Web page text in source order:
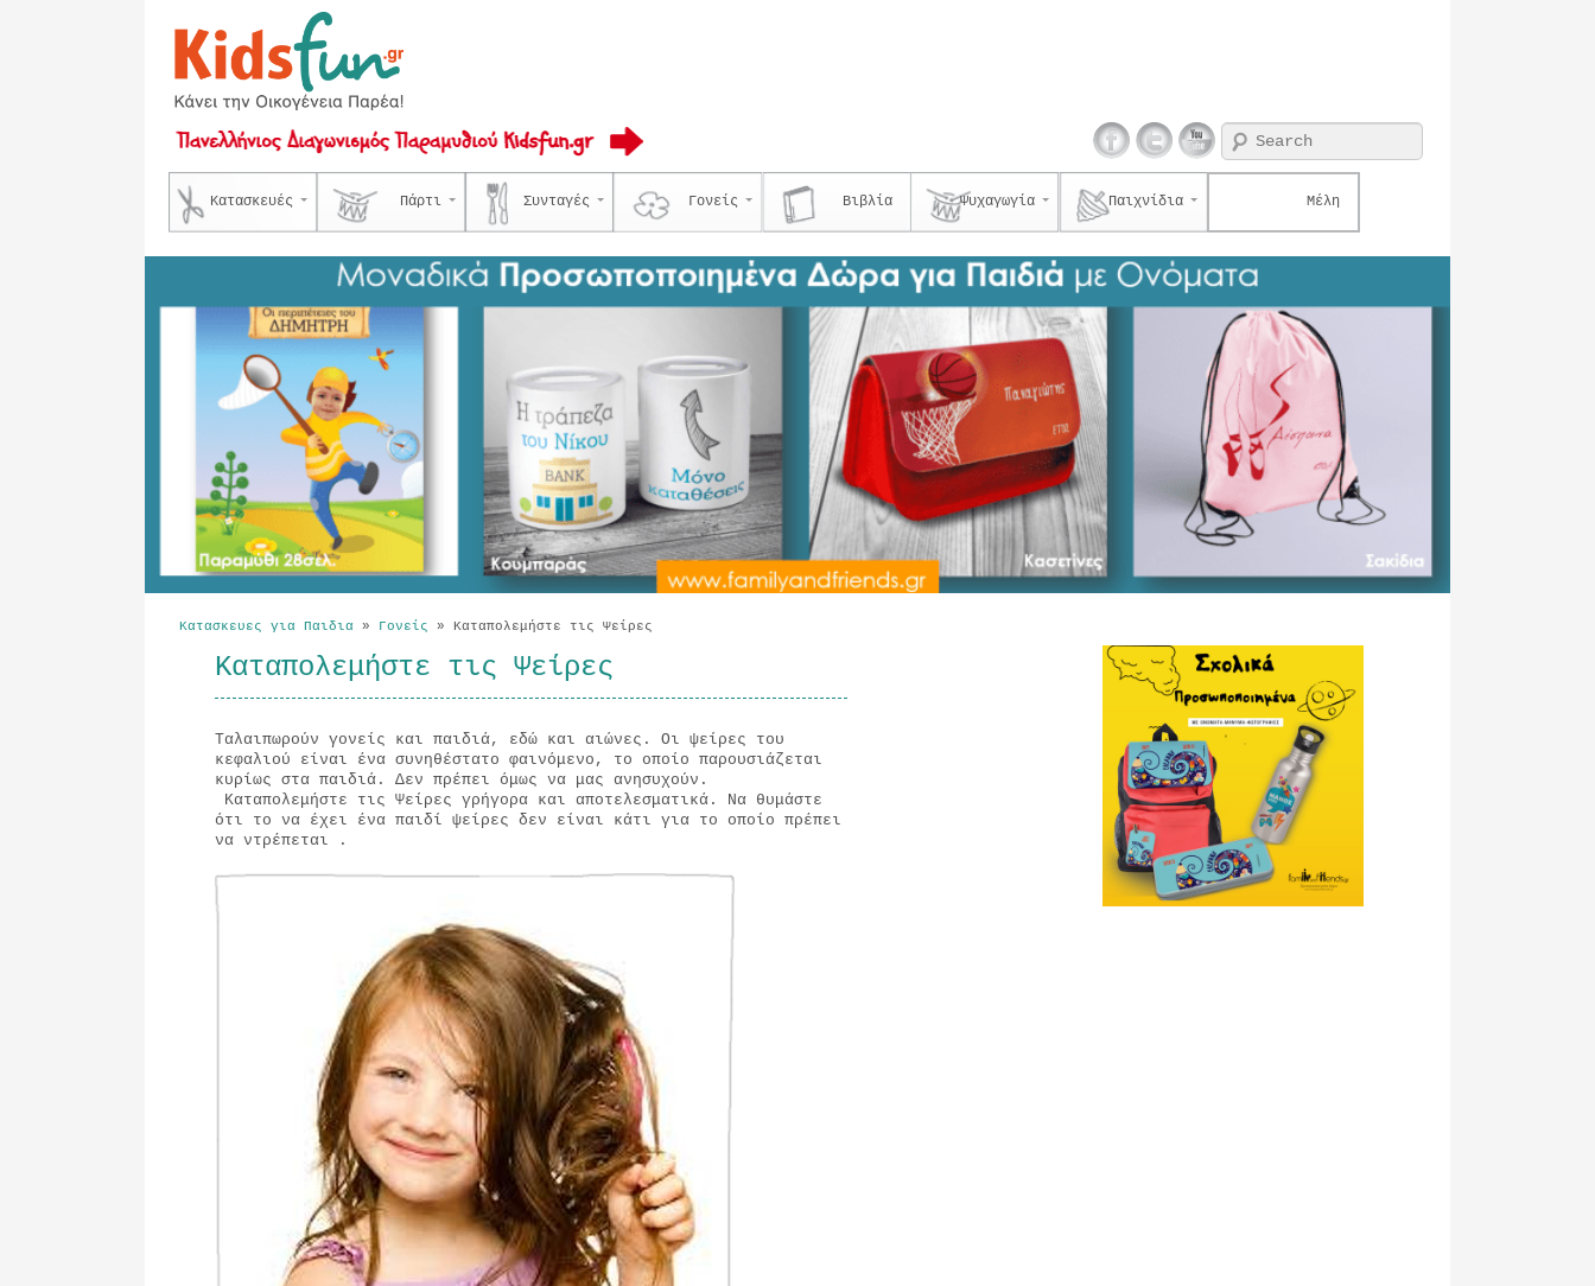
Κατασκευές Πάρτι Συνταγές Γονείς Βιβλία Ψυχαγωγία Παιχνίδια Μέλη
Κατασκευες για Παιδια » Γονείς » Καταπολεμήστε τις Ψείρες
Καταπολεμήστε τις Ψείρες
Ταλαιπωρούν γονείς και παιδιά, εδώ και αιώνες. Οι ψείρες του
κεφαλιού είναι ένα συνηθέστατο φαινόμενο, το οποίο παρουσιάζεται
κυρίως στα παιδιά. Δεν πρέπει όμως να μας ανησυχούν.
Καταπολεμήστε τις Ψείρες γρήγορα και αποτελεσματικά. Να θυμάστε
ότι το να έχει ένα παιδί ψείρες δεν είναι κάτι για το οποίο πρέπει
να ντρέπεται .